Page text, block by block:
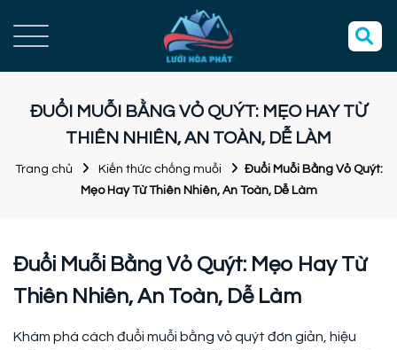
ĐUỔI MUỖI BẰNG VỎ QUÝT: MẸO HAY TỪ
THIÊN NHIÊN, AN TOÀN, DỄ LÀM
Trang chủ Kiến thức chống muỗi
Đuổi Muỗi Bằng Vỏ Quýt:
Mẹo Hay Từ Thiên Nhiên, An Toàn, Dễ Làm
Đuổi Muỗi Bằng Vỏ Quýt: Mẹo Hay Từ
Thiên Nhiên, An Toàn, Dễ Làm
Khám phá cách đuổi muỗi bằng vỏ quýt đơn giản, hiệu